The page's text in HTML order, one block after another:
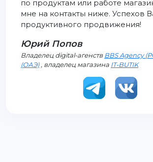
по продуктам или работе
мне на контакты ниже. Успехов
продуктивного продвижения!
Юрий Попов
Владелец digital-агенств BBS Agency
(ОАЭ), владелец магазина IT-BUTIK